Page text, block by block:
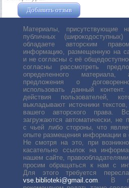
Добавить отзыв
Материалы, присутствующие
публичных
обладаете авторским
информацию, размещенную на
и не согласны с её
согласны рассмотреть
определенного
предложения о
использовать данный
действия пользователей,
выкладывают источники
вашего авторского права.
загружаются автоматически, не
с чьей либо стороны, что
опыте размещения информации в
Не смотря на это, при
касательно ссылок на
нашем сайте,
просим обращаться к нам с
Для этого требуется
vse.biblioteki@gmail.com. В